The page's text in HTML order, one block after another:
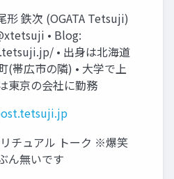
形 鉄次 (OGATA Tetsuji)
• Blog:
• 出身は北海道
(帯広市の隣) • 大学で上
東京の会社に勤務
チュアル トーク ※爆笑
ん無いです